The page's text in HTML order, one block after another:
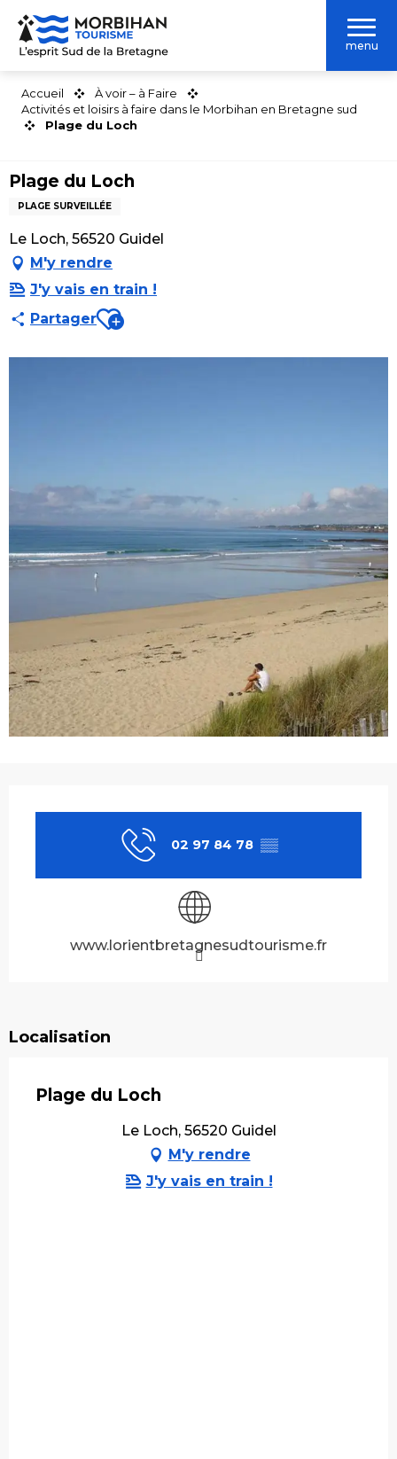
Aller
contenu
menu
Accueil
À voir – à Faire
Activités et loisirs à faire dans le Morbihan en Bretagne sud
Plage du Loch
Plage du Loch
PLAGE SURVEILLÉE
Le Loch, 56520 Guidel
M'y rendre
J'y vais en train !
PartagerAjouter aux favoris
02 97 84 78 ▒▒
www.lorientbretagnesudtourisme.fr
Localisation
Plage du Loch
Le Loch, 56520 Guidel
M'y rendre
J'y vais en train !